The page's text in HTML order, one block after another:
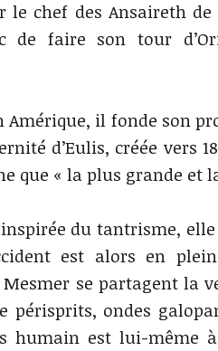
le chef des Ansaireth
de faire son tour
Amérique, il fonde son
d’Eulis, créée vers
que « la plus grande et
inspirée du tantrisme,
est alors en
se partagent la
périsprits, ondes
humain est lui-même